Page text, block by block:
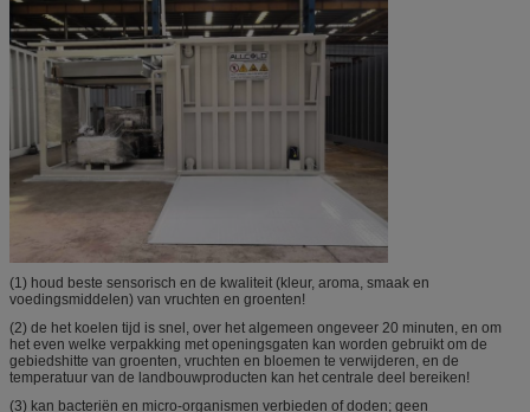
(1) houd beste sensorisch en de kwaliteit (kleur, aroma, smaak en
voedingsmiddelen) van vruchten en groenten!
(2) de het koelen tijd is snel, over het algemeen ongeveer 20 minuten, en om
het even welke verpakking met openingsgaten kan worden gebruikt om de
gebiedshitte van groenten, vruchten en bloemen te verwijderen, en de
temperatuur van de landbouwproducten kan het centrale deel bereiken!
(3) kan bacteriën en micro-organismen verbieden of doden; geen